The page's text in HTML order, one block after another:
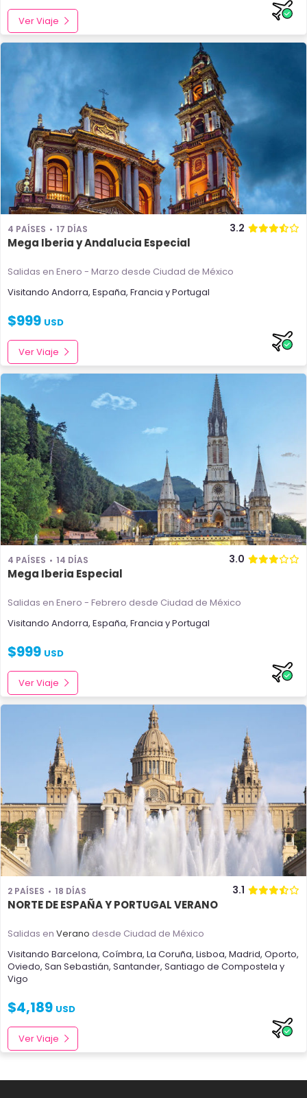
Ver Viaje
4 PAÍSES 17 DÍAS 3.2
Mega Iberia y Andalucia Especial
Salidas en Enero - Marzo desde Ciudad de México
Visitando Andorra, España, Francia yPortugal
$999 USD
Ver Viaje
4 PAÍSES 14 DÍAS 3.0
Mega Iberia Especial
Salidas en Enero - Febrero desde Ciudad de México
Visitando Andorra, España, Francia yPortugal
$999 USD
Ver Viaje
2 PAÍSES 18 DÍAS 3.1
NORTE DE ESPAÑA Y PORTUGAL VERANO
Salidas en Verano desde Ciudad de México
Visitando Barcelona, Coímbra, La Coruña, Lisboa, Madrid, Oporto,
Oviedo, San Sebastián, Santander, Santiago de Compostela y
Vigo
$4,189 USD
Ver Viaje